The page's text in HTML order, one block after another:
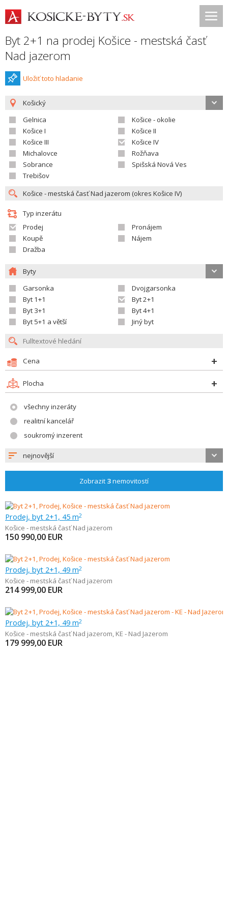
Byt 2+1 na prodej Košice - mestská časť
Nad jazerom
Uložiť toto hladanie
Košický
Gelnica
Košice - okolie
Košice I
Košice II
Košice III
Košice IV
Michalovce
Rožňava
Sobrance
Spišská Nová Ves
Trebišov
Typ inzerátu
Prodej
Pronájem
Koupě
Nájem
Dražba
Byty
Garsonka
Dvojgarsonka
Byt 1+1
Byt 2+1
Byt 3+1
Byt 4+1
Byt 5+1 a větší
Jiný byt
Cena
Plocha
všechny inzeráty
realitní kancelář
soukromý inzerent
nejnovější
Zobrazit 3nemovitostí
Prodej, byt 2+1, 45 m2
Košice - mestská časť Nad jazerom
150 990,00 EUR
Prodej, byt 2+1, 49 m2
Košice - mestská časť Nad jazerom
214 999,00 EUR
Prodej, byt 2+1, 49 m2
Košice - mestská časť Nad jazerom, KE - Nad Jazerom
179 999,00 EUR